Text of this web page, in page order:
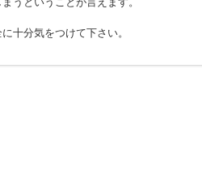
十分気をつけて下さい。